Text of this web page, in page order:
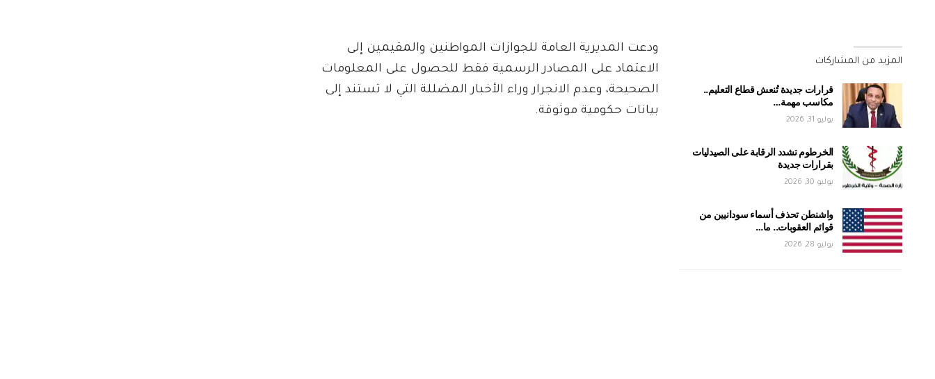
المزيد من المشاركات
قرارات جديدة تُنعش قطاع التعليم..
مكاسب مهمة…
يوليو 31, 2026
الخرطوم تشدد الرقابة على الصيدليات
بقرارات جديدة
يوليو 30, 2026
واشنطن تحذف أسماء سودانيين من
قوائم العقوبات.. ما…
يوليو 28, 2026
ودعت المديرية العامة للجوازات المواطنين والمقيمين إلى
الاعتماد على المصادر الرسمية فقط للحصول على المعلومات
الصحيحة، وعدم الانجرار وراء الأخبار المضللة التي لا تستند إلى
بيانات حكومية موثوقة.